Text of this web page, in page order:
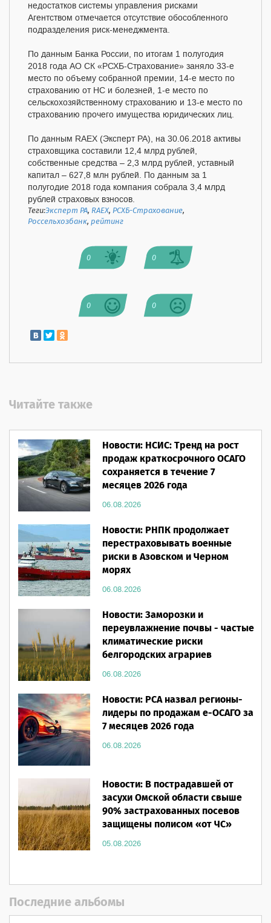
недостатков системы управления рисками
Агентством отмечается отсутствие обособленного
подразделения риск-менеджмента.
По данным Банка России, по итогам 1 полугодия
2018 года АО СК «РСХБ-Страхование» заняло 33-е
место по объему собранной премии, 14-е место по
страхованию от НС и болезней, 1-е место по
сельскохозяйственному страхованию и 13-е место по
страхованию прочего имущества юридических лиц.
По данным RAEX (Эксперт РА), на 30.06.2018 активы
страховщика составили 12,4 млрд рублей,
собственные средства – 2,3 млрд рублей, уставный
капитал – 627,8 млн рублей. По данным за 1
полугодие 2018 года компания собрала 3,4 млрд
рублей страховых взносов.
Теги:Эксперт РА, RAEX, РСХБ-Страхование,
Россельхозбанк,рейтинг
0 0
0 0
Читайте также
Новости: НСИС: Тренд на рост
продаж краткосрочного ОСАГО
сохраняется в течение 7
месяцев 2026 года
06.08.2026
Новости: РНПК продолжает
перестраховывать военные
риски в Азовском и Черном
морях
06.08.2026
Новости: Заморозки и
переувлажнение почвы - частые
климатические риски
белгородских аграриев
06.08.2026
Новости: РСА назвал регионы-
лидеры по продажам е-ОСАГО за
7 месяцев 2026 года
06.08.2026
Новости: В пострадавшей от
засухи Омской области свыше
90% застрахованных посевов
защищены полисом «от ЧС»
05.08.2026
Последние альбомы